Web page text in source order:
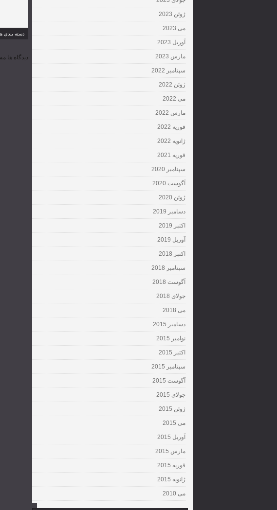
دسته بندی
دیدگاه ها
ژوئن 2023
می 2023
آوریل 2023
مارس 2023
سپتامبر 2022
ژوئن 2022
می 2022
مارس 2022
فوریه 2022
ژانویه 2022
فوریه 2021
سپتامبر 2020
آگوست 2020
ژوئن 2020
دسامبر 2019
اکتبر 2019
آوریل 2019
اکتبر 2018
سپتامبر 2018
آگوست 2018
جولای 2018
می 2018
دسامبر 2015
نوامبر 2015
اکتبر 2015
سپتامبر 2015
آگوست 2015
جولای 2015
ژوئن 2015
می 2015
آوریل 2015
مارس 2015
فوریه 2015
ژانویه 2015
می 2010